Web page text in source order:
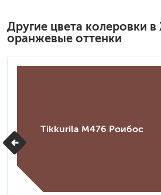
Другие цвета колеровки
оранжевые оттенки
Tikkurila M476 Роибос